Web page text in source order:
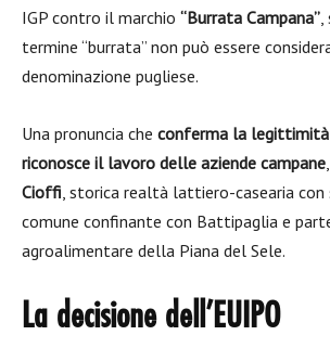
IGP contro il marchio “Burrata Campana”,
termine “burrata” non può essere
denominazione pugliese.
Una pronuncia che conferma la legittimità
riconosce il lavoro delle aziende campane
Cioffi, storica realtà lattiero-casearia con
comune confinante con Battipaglia e
agroalimentare della Piana del Sele.
La decisione dell’EUIPO